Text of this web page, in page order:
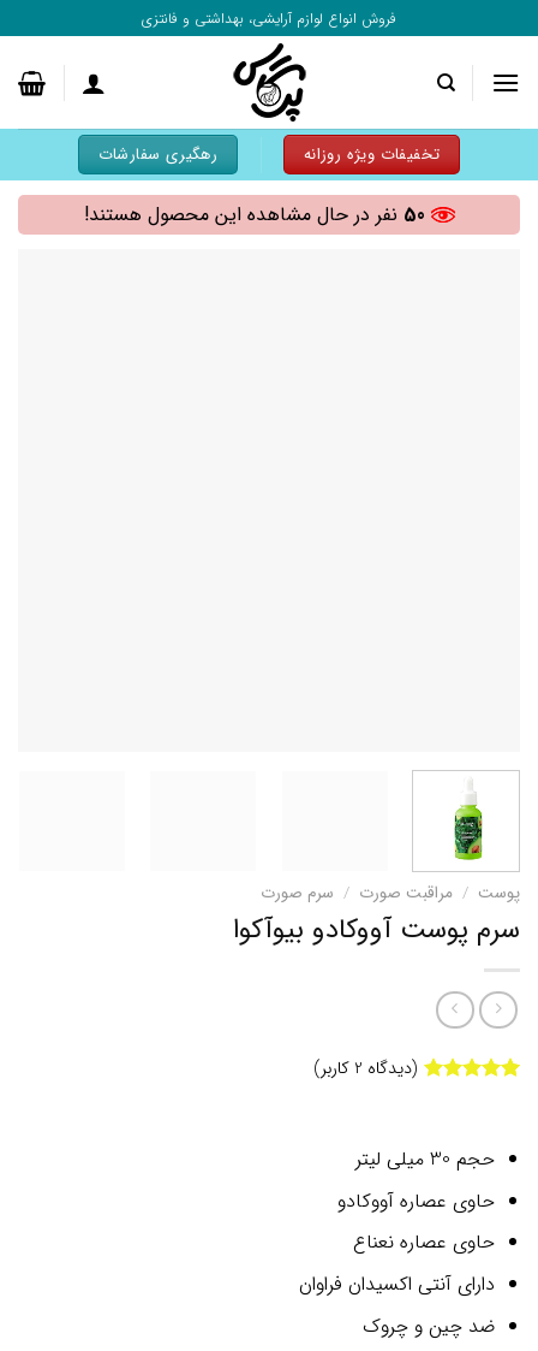
محتوا
بروید
فروش انواع لوازم آرایشی، بهداشتی و فانتزی
تخفیفات ویژه روزانه رهگیری سفارشات
50 نفر در حال مشاهده این محصول هستند!
پوست / مراقبت صورت / سرم صورت
سرم پوست آووکادو بیوآکوا
امتیازدهی
مشتری
(دیدگاه 2کاربر)
حجم 30 میلی لیتر
حاوی عصاره آووکادو
حاوی عصاره نعناع
دارای آنتی اکسیدان فراوان
ضد چین و چروک